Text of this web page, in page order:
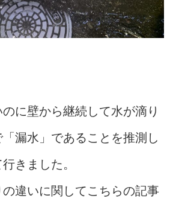
に壁から継続して水が滴り
漏水」であることを推測し
きました。
違いに関してこちらの記事